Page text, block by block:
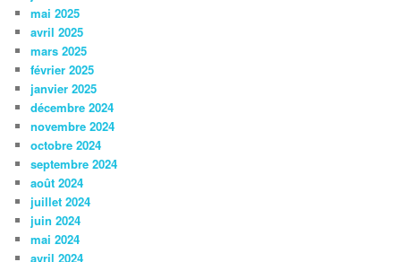
mai 2025
avril 2025
mars 2025
février 2025
janvier 2025
décembre 2024
novembre 2024
octobre 2024
septembre 2024
août 2024
juillet 2024
juin 2024
mai 2024
avril 2024